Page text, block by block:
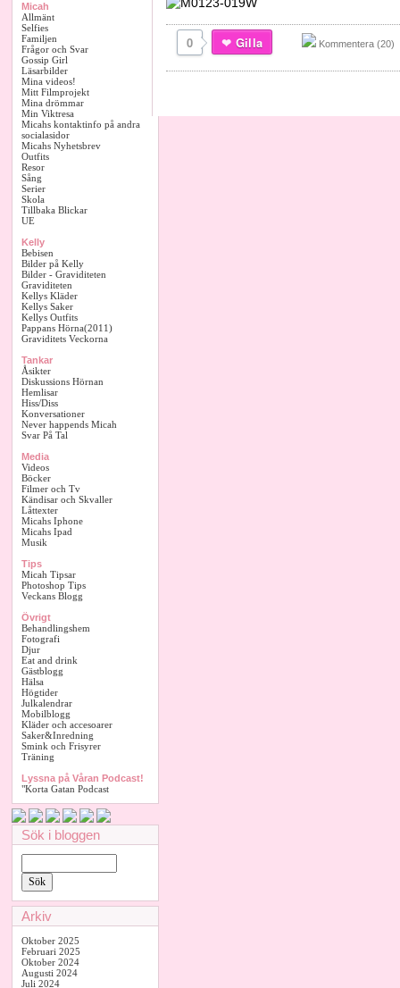
Micah
Allmänt
Selfies
Familjen
Frågor och Svar
Gossip Girl
Läsarbilder
Mina videos!
Mitt Filmprojekt
Mina drömmar
Min Viktresa
Micahs kontaktinfo på andra
socialasidor
Micahs Nyhetsbrev
Outfits
Resor
Sång
Serier
Skola
Tillbaka Blickar
UE
Kelly
Bebisen
Bilder på Kelly
Bilder - Graviditeten
Graviditeten
Kellys Kläder
Kellys Saker
Kellys Outfits
Pappans Hörna(2011)
Graviditets Veckorna
Tankar
Åsikter
Diskussions Hörnan
Hemlisar
Hiss/Diss
Konversationer
Never happends Micah
Svar På Tal
Media
Videos
Böcker
Filmer och Tv
Kändisar och Skvaller
Låttexter
Micahs Iphone
Micahs Ipad
Musik
Tips
Micah Tipsar
Photoshop Tips
Veckans Blogg
Övrigt
Behandlingshem
Fotografi
Djur
Eat and drink
Gästblogg
Hälsa
Högtider
Julkalendrar
Mobilblogg
Kläder och accesoarer
Saker&Inredning
Smink och Frisyrer
Träning
Lyssna på Våran Podcast!
"Korta Gatan Podcast
Sök i bloggen
Arkiv
Oktober 2025
Februari 2025
Oktober 2024
Augusti 2024
Juli 2024
0 Gilla Kommentera (20)